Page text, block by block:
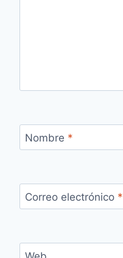
Nombre *
Correo electrónico *